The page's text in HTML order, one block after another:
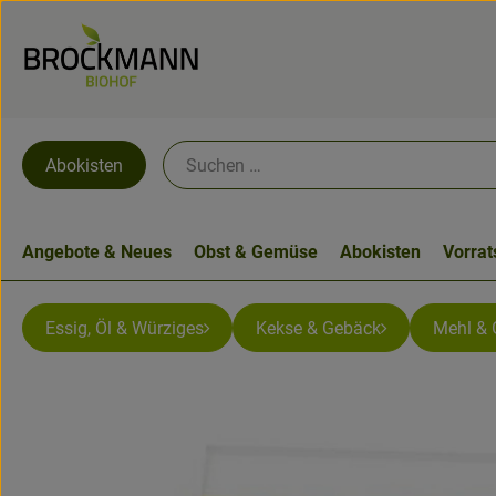
Abokisten
Angebote & Neues Obst & Gemüse Abokisten
Essig, Öl & Würziges Kekse & Gebäck Mehl &